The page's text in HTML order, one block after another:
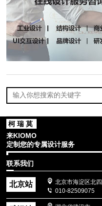
柯瑞莫
来KIOMO
定制您的专属设计服务
联系我们
北京站
北京市海淀区北
010-82509075